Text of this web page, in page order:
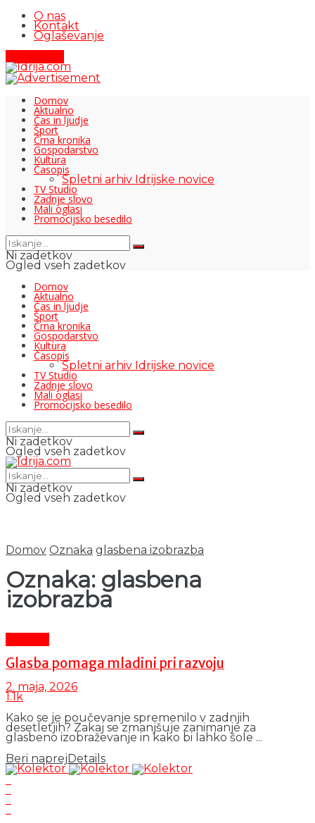
O nas
Kontakt
Oglaševanje
Domov
Aktualno
Čas in ljudje
Šport
Črna kronika
Gospodarstvo
Kultura
Časopis
Spletni arhiv Idrijske novice
TV Studio
Zadnje slovo
Mali oglasi
Promocijsko besedilo
Ni zadetkov
Ogled vseh zadetkov
Domov
Aktualno
Čas in ljudje
Šport
Črna kronika
Gospodarstvo
Kultura
Časopis
Spletni arhiv Idrijske novice
TV Studio
Zadnje slovo
Mali oglasi
Promocijsko besedilo
Ni zadetkov
Ogled vseh zadetkov
Ni zadetkov
Ogled vseh zadetkov
Domov Oznaka glasbena izobrazba
Oznaka: glasbena
izobrazba
Glasba pomaga mladini pri razvoju
2. maja, 2026
1.1k
Kako se je poučevanje spremenilo v zadnjih
desetletjih? Zakaj se zmanjšuje zanimanje za
glasbeno izobraževanje in kako bi lahko šole ...
Beri naprej Details